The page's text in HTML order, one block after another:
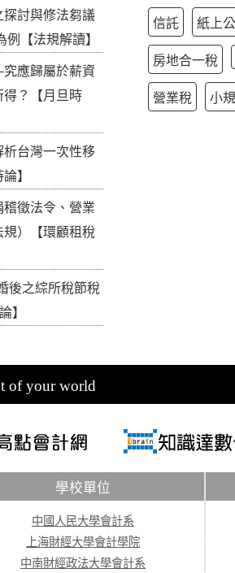
探討與修法芻議
【法規解讀】
應歸屬於薪資
得？【月旦時
台灣一次性移
】
徵法令、營業
）【環顧租稅
後之綜所稅節稅
】
信託 紙上
房地合一稅
營業稅 小
of your world
學校單位
中國人民大學會計系
上海財經大學會計學院
中南財經政法大學會計系